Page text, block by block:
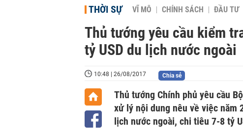
THỜI SỰ VĨ MÔ CHÍNH SÁCH ĐẦU TƯ
Thủ tướng yêu cầu kiểm
tỷ USD du lịch nước ngoài
10:48 | 26/08/2017 Chia sẻ
Thủ tướng Chính phủ yêu cầu
xử lý nội dung nêu về việc
lịch nước ngoài, chi tiêu 7-8 tỷ